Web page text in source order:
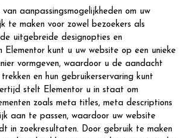
aanpassingsmogelijkheden om uw
te maken voor zowel bezoekers als
uitgebreide designopties en
Elementor kunt u uw website op een unieke
vormgeven, waardoor u de aandacht
en hun gebruikerservaring kunt
stelt Elementor u in staat om
zoals meta titles, meta descriptions
aan te passen, waardoor uw website
in zoekresultaten. Door gebruik te maken